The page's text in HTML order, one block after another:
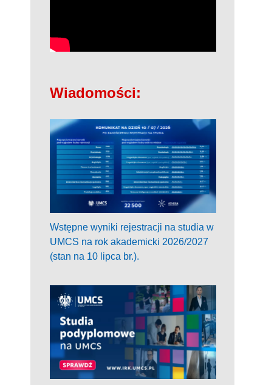
Wiadomości:
Wstępne wyniki rejestracji na studia w
UMCS na rok akademicki 2026/2027
(stan na 10 lipca br.).